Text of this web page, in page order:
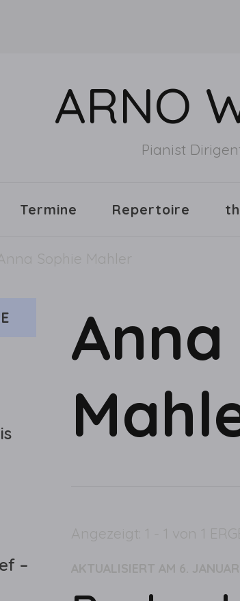
ARNO
Pianist
Termine Repertoire
Sophie Mahler
Angezeigt: 1 - 1 von 1
AKTUALISIERT AM 6.
–